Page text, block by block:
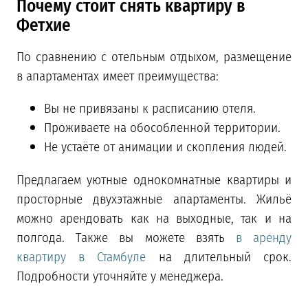
Почему стоит снять квартиру в
Фетхие
По сравнению с отельным отдыхом, размещение
в апартаментах имеет преимущества:
Вы не привязаны к расписанию отеля.
Проживаете на обособленной территории.
Не устаёте от анимации и скопления людей.
Предлагаем уютные однокомнатные квартиры и
просторные двухэтажные апартаменты. Жильё
можно арендовать как на выходные, так и на
полгода. Также вы можете взять в аренду
квартиру в Стамбуле на длительный срок.
Подробности уточняйте у менеджера.